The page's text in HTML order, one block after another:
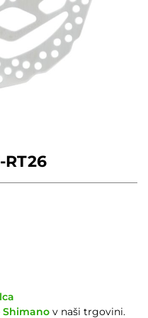
RT26
Shimano v naši trgovini.